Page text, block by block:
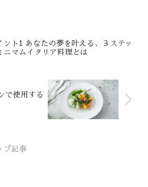
ント1 あなたの夢を叶える、３ステッ
ニマムイタリア料理とは
で使用する
プ記事